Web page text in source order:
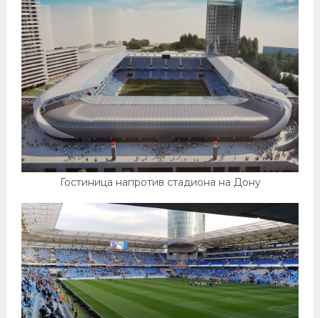
Гостиница напротив стадиона на Дону